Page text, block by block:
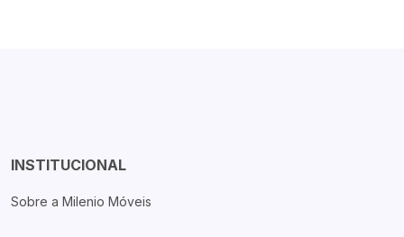
INSTITUCIONAL
Sobre a Milenio Móveis